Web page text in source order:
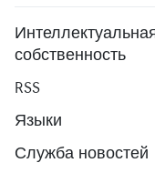
собственность
RSS
Языки
Служба новостей